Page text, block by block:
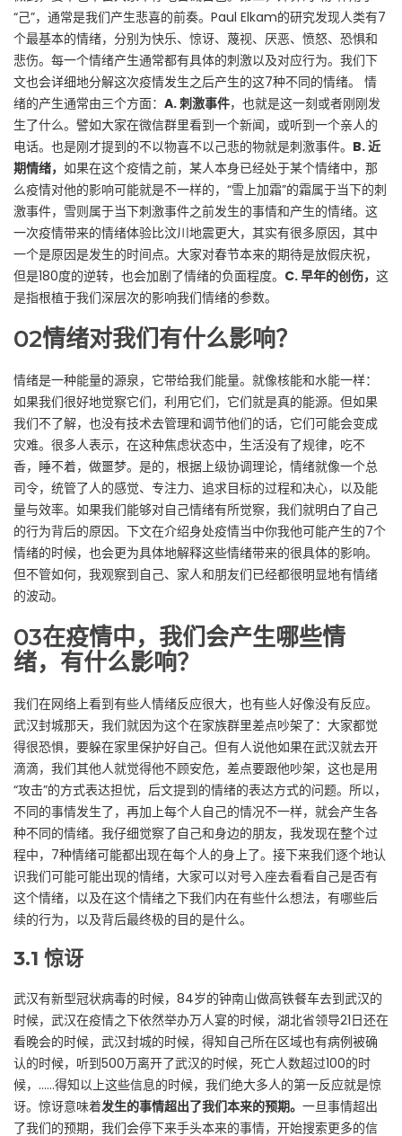
“己”，通常是我们产生悲喜的前奏。Paul Elkam的研究发现人类有7
个最基本的情绪，分别为快乐、惊讶、蔑视、厌恶、愤怒、恐惧和
悲伤。每一个情绪产生通常都有具体的刺激以及对应行为。我们下
文也会详细地分解这次疫情发生之后产生的这7种不同的情绪。 情
绪的产生通常由三个方面： A.刺激事件，也就是这一刻或者刚刚发
生了什么。譬如大家在微信群里看到一个新闻，或听到一个亲人的
电话。也是刚才提到的不以物喜不以己悲的物就是刺激事件。 B.近
期情绪， 如果在这个疫情之前，某人本身已经处于某个情绪中，那
么疫情对他的影响可能就是不一样的，“雪上加霜”的霜属于当下的刺
激事件，雪则属于当下刺激事件之前发生的事情和产生的情绪。这
一次疫情带来的情绪体验比汶川地震更大，其实有很多原因，其中
一个是原因是发生的时间点。大家对春节本来的期待是放假庆祝，
但是180度的逆转，也会加剧了情绪的负面程度。 C.早年的创伤， 这
是指根植于我们深层次的影响我们情绪的参数。
02情绪对我们有什么影响？
情绪是一种能量的源泉，它带给我们能量。就像核能和水能一样：
如果我们很好地觉察它们，利用它们，它们就是真的能源。但如果
我们不了解，也没有技术去管理和调节他们的话，它们可能会变成
灾难。很多人表示，在这种焦虑状态中，生活没有了规律，吃不
香，睡不着，做噩梦。是的，根据上级协调理论，情绪就像一个总
司令，统管了人的感觉、专注力、追求目标的过程和决心，以及能
量与效率。如果我们能够对自己情绪有所觉察，我们就明白了自己
的行为背后的原因。下文在介绍身处疫情当中你我他可能产生的7个
情绪的时候，也会更为具体地解释这些情绪带来的很具体的影响。
但不管如何，我观察到自己、家人和朋友们已经都很明显地有情绪
的波动。
03在疫情中，我们会产生哪些情
绪，有什么影响？
我们在网络上看到有些人情绪反应很大，也有些人好像没有反应。
武汉封城那天，我们就因为这个在家族群里差点吵架了：大家都觉
得很恐惧，要躲在家里保护好自己。但有人说他如果在武汉就去开
滴滴，我们其他人就觉得他不顾安危，差点要跟他吵架，这也是用
“攻击”的方式表达担忧，后文提到的情绪的表达方式的问题。所以，
不同的事情发生了，再加上每个人自己的情况不一样，就会产生各
种不同的情绪。我仔细觉察了自己和身边的朋友，我发现在整个过
程中，7种情绪可能都出现在每个人的身上了。接下来我们逐个地认
识我们可能可能出现的情绪，大家可以对号入座去看看自己是否有
这个情绪，以及在这个情绪之下我们内在有些什么想法，有哪些后
续的行为，以及背后最终极的目的是什么。
3.1 惊讶
武汉有新型冠状病毒的时候，84岁的钟南山做高铁餐车去到武汉的
时候，武汉在疫情之下依然举办万人宴的时候，湖北省领导21日还在
看晚会的时候，武汉封城的时候，得知自己所在区域也有病例被确
认的时候，听到500万离开了武汉的时候，死亡人数超过100的时
候，……得知以上这些信息的时候，我们绝大多人的第一反应就是惊
讶。惊讶意味着发生的事情超出了我们本来的预期。 一旦事情超出
了我们的预期，我们会停下来手头本来的事情，开始搜索更多的信